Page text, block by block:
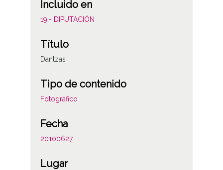
Incluido en
19.- DIPUTACIÓN
Título
Dantzas
Tipo de contenido
Fotográfico
Fecha
20100627
Lugar